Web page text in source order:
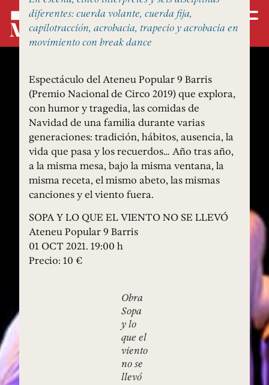
diferentes: cuerda volante, cuerda fija,
capilotracción, acrobacia, trapecio y acrobacia en
movimiento con break dance
Espectáculo del Ateneu Popular 9 Barris
(Premio Nacional de Circo 2019) que explora,
con humor y tragedia, las comidas de
Navidad de una familia durante varias
generaciones: tradición, hábitos, ausencia, la
vida que pasa y los recuerdos… Año tras año,
a la misma mesa, bajo la misma ventana, la
misma receta, el mismo abeto, las mismas
canciones y el viento fuera.
SOPA Y LO QUE EL VIENTO NO SE LLEVÓ
Ateneu Popular 9 Barris
01 OCT 2021. 19:00 h
Precio: 10 €
Obra
Sopa
y lo
que el
viento
no se
llevó